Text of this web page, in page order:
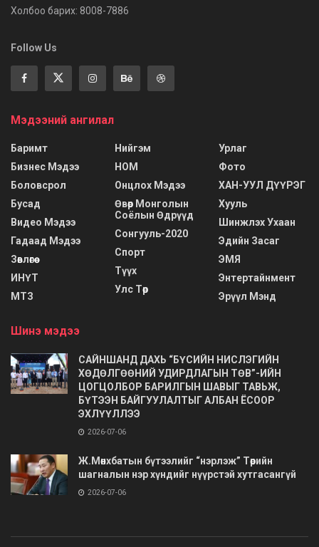
Холбоо барих: 8008-7886
Follow Us
Мэдээний ангилал
Баримт
Бизнес Мэдээ
Боловсрол
Бусад
Видео Мэдээ
Гадаад Мэдээ
Зөвлөгөө
ИНҮТ
МТЗ
Нийгэм
НОМ
Онцлох Мэдээ
Өвөр Монголын
Соёлын Өдрүүд
Сонгууль-2020
Спорт
Түүх
Улс Төр
Урлаг
Фото
ХАН-УУЛ ДҮҮРЭГ
Хууль
Шинжлэх Ухаан
Эдийн Засаг
ЭМЯ
Энтертайнмент
Эрүүл Мэнд
Шинэ мэдээ
САЙНШАНД ДАХЬ “БҮСИЙН НИСЛЭГИЙН
ХӨДӨЛГӨӨНИЙ УДИРДЛАГЫН ТӨВ”-ИЙН
ЦОГЦОЛБОР БАРИЛГЫН ШАВЫГ ТАВЬЖ,
БҮТЭЭН БАЙГУУЛАЛТЫГ АЛБАН ЁСООР
ЭХЛҮҮЛЛЭЭ
2026-07-06
Ж.Мөнхбатын бүтээлийг “нэрлэж” Төрийн
шагналын нэр хүндийг нүүрстэй хутгасангүй
2026-07-06